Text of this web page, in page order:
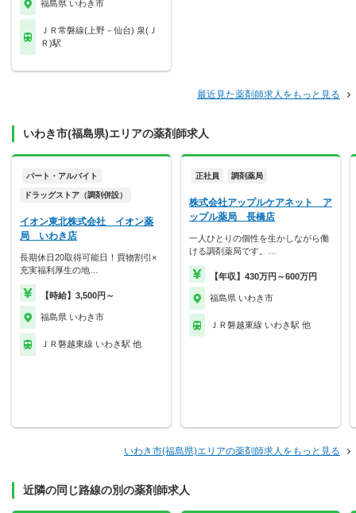
福島県 いわき市
ＪＲ常磐線(上野－仙台) 泉(Ｊ
Ｒ)駅
最近見た薬剤師求人をもっと見る
いわき市(福島県)エリアの薬剤師求人
パート・アルバイト
ドラッグストア（調剤併設）
イオン東北株式会社 イオン薬
局 いわき店
長期休日20取得可能日！買物割引×
充実福利厚生の地…
【時給】3,500円～
福島県 いわき市
ＪＲ磐越東線 いわき駅 他
正社員 調剤薬局
株式会社アップルケアネット ア
ップル薬局 長橋店
一人ひとりの個性を生かしながら働
ける調剤薬局です。…
【年収】430万円～600万円
福島県 いわき市
ＪＲ磐越東線 いわき駅 他
いわき市(福島県)エリアの薬剤師求人をもっと見る
近隣の同じ路線の別の薬剤師求人